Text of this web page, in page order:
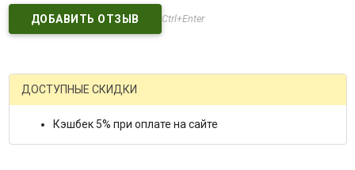
Ctrl+Enter
ДОСТУПНЫЕ СКИДКИ
Кэшбек 5% при оплате на сайте